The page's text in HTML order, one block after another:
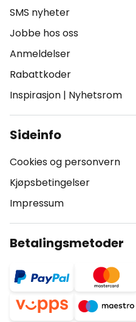
SMS nyheter
Jobbe hos oss
Anmeldelser
Rabattkoder
Inspirasjon | Nyhetsrom
Sideinfo
Cookies og personvern
Kjøpsbetingelser
Impressum
Betalingsmetoder